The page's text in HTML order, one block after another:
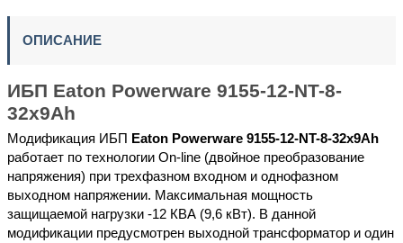
ОПИСАНИЕ
ИБП Eaton Powerware 9155-12-NT-8-
32x9Ah
Модификация ИБП Eaton Powerware 9155-12-NT-8-32x9Ah
работает по технологии On-line (двойное преобразование
напряжения) при трехфазном входном и однофазном
выходном напряжении. Максимальная мощность
защищаемой нагрузки -12 КВА (9,6 кВт). В данной
модификации предусмотрен выходной трансформатор и один